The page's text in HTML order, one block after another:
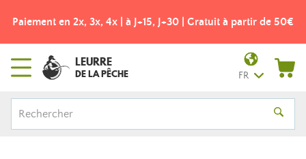
Paiement en 2x, 3x, 4x | à J+15, J+30 | Gratuit à partir de 50€
LEURRE
DE LA PÊCHE FR